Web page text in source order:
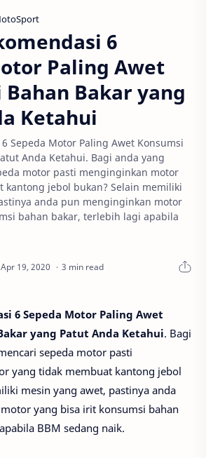
6
Paling Awet
Bahan Bakar yang
Ketahui
Sepeda Motor Paling Awet Konsumsi
Anda Ketahui. Bagi anda yang
motor pasti menginginkan motor
kantong jebol bukan? Selain memiliki
anda pun menginginkan motor
bahan bakar, terlebih lagi apabila
3 min read
6 Sepeda Motor Paling Awet
yang Patut Anda Ketahui. Bagi
sepeda motor pasti
yang tidak membuat kantong jebol
mesin yang awet, pastinya anda
yang bisa irit konsumsi bahan
BBM sedang naik.